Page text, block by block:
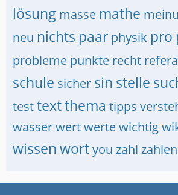
lösung masse mathe
neu nichts paar physik pro
probleme punkte recht
schule sicher sin stelle
testtextthema tipps
wasserwertwertewichtig
wissenwortyou zahl zahlen